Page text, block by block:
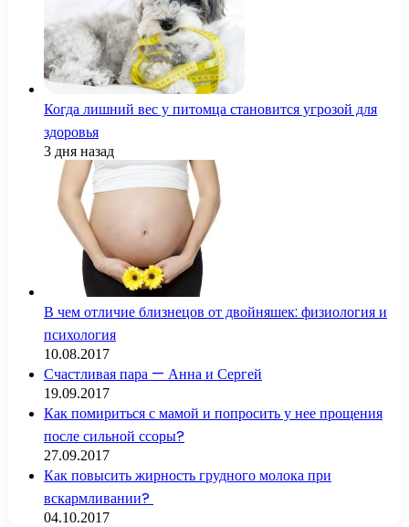
Когда лишний вес у питомца становится угрозой для
здоровья
3 дня назад
В чем отличие близнецов от двойняшек: физиология и
психология
10.08.2017
Счастливая пара — Анна и Сергей
19.09.2017
Как помириться с мамой и попросить у нее прощения
после сильной ссоры?
27.09.2017
Как повысить жирность грудного молока при
вскармливании?
04.10.2017